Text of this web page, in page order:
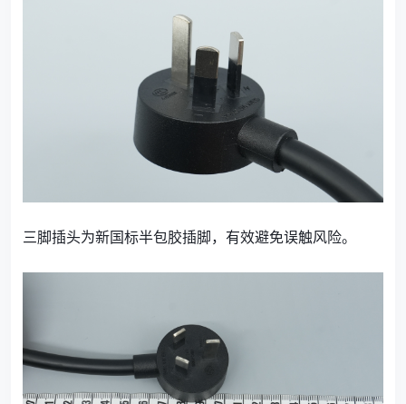
三脚插头为新国标半包胶插脚，有效避免误触风险。